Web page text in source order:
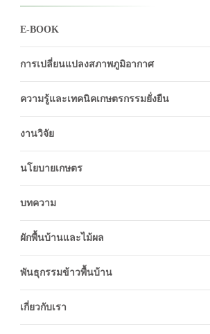
E-BOOK
การเปลี่ยนแปลงสภาพภูมิอากาศ
ความรู้และเทคนิคเกษตรกรรมยั่งยืน
งานวิจัย
นโยบายเกษตร
บทความ
ผักพื้นบ้านและไม้ผล
พันธุกรรมข้าวพื้นบ้าน
เกี่ยวกับเรา